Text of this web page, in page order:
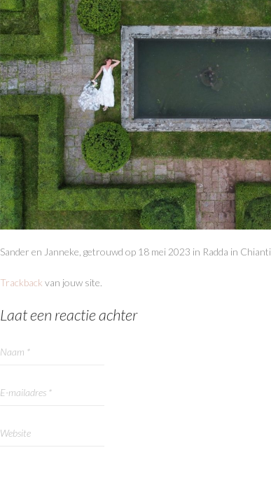
Sander en Janneke, getrouwd op 18 mei 2023 in Radda in Chianti
Trackback van jouw site.
Laat een reactie achter